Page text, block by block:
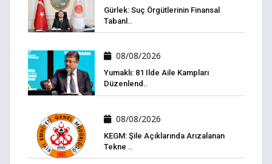
Gürlek: Suç Örgütlerinin Finansal
Tabanl..
08/08/2026
Yumaklı: 81 Ilde Aile Kampları
Düzenlend..
08/08/2026
KEGM: Şile Açıklarında Arızalanan
Tekne ..